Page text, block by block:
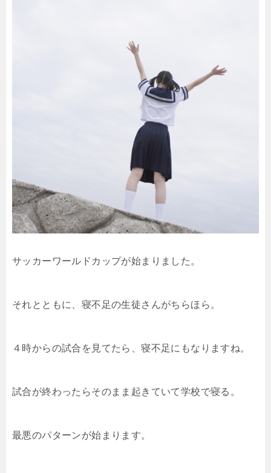
サッカーワールドカップが始まりました。
それとともに、寝不足の生徒さんがちらほら。
４時からの試合を見てたら、寝不足にもなりますね。
試合が終わったらそのまま起きていて学校で寝る。
最悪のパターンが始まります。